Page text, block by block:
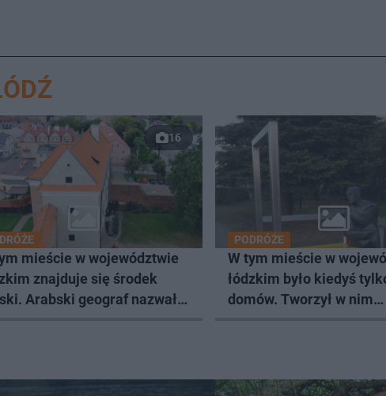
16
mieście w województwie
znajduje się środek
Arabski geograf nazwał
PODRÓŻE
W tym mieście w
łódzkim było kiedyś
domów. Tworzył w nim